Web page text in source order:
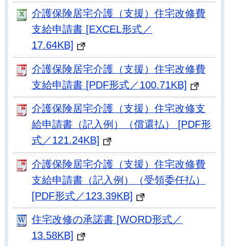
介護保険居宅介護（支援）住宅改修費
支給申請書 [EXCEL形式／
17.64KB]
介護保険居宅介護（支援）住宅改修費
支給申請書 [PDF形式／100.71KB]
介護保険居宅介護（支援）住宅改修支
給申請書（記入例）（償還払） [PDF形
式／121.24KB]
介護保険居宅介護（支援）住宅改修費
支給申請書（記入例）（受領委任払）
[PDF形式／123.39KB]
住宅改修の承諾書 [WORD形式／
13.58KB]